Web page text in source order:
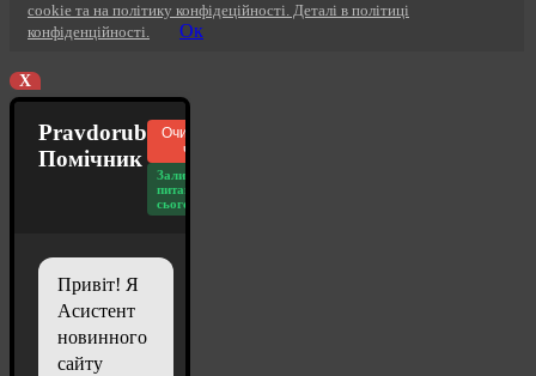
cookie та на політику конфідеційності. Деталі в політиці
конфіденційності.
Ок
X
Pravdorub
Помічник
Очистити
чат
Залишилось
питань
сьогодні: 20
Привіт! Я
Асистент
новинного
сайту